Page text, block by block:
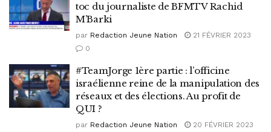
toc du journaliste de BFMTV Rachid
M’Barki
par Redaction Jeune Nation
21 FÉVRIER 2023
0
#TeamJorge 1ère partie : l’officine
israélienne reine de la manipulation des
réseaux et des élections. Au profit de
QUI ?
par Redaction Jeune Nation
20 FÉVRIER 2023